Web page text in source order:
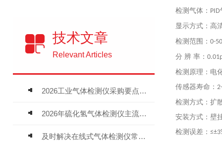
技术文章
Relevant Articles
2026工业气体检测仪采购要点：如何分辨固定式、复合、泵吸式检测仪优劣
2026年硫化氢气体检测仪主流品牌盘点及选型硬性要求
及时解决在线式气体检测仪常见问题有助于保障人员安全
检测气体： PID
显示方式：高
检测范围： 0-50
分 辨 率：
检测原理： 电
传感器寿命：
检测方式：扩
安装方式：壁
检测误差：